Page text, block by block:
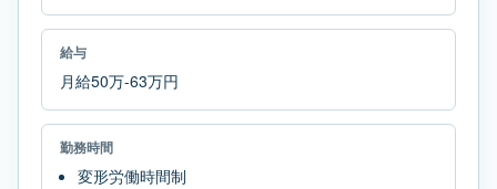
給与
月給50万-63万円
勤務時間
変形労働時間制